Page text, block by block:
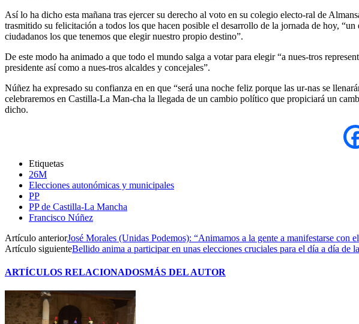
Así lo ha dicho esta mañana tras ejercer su derecho al voto en su colegio electo-ral de
trasmitido su felicitación a todos los que hacen posible el desarrollo de la jornada de hoy,
ciudadanos los que tenemos que elegir nuestro propio destino”.
De este modo ha animado a que todo el mundo salga a votar para elegir “a nues-tros
presidente así como a nues-tros alcaldes y concejales”.
Núñez ha expresado su confianza en en que “será una noche feliz porque las ur-nas se
celebraremos en Castilla-La Man-cha la llegada de un cambio político que propiciará un
dicho.
Etiquetas
26M
Elecciones autonómicas y municipales
PP
PP de Castilla-La Mancha
Francisco Núñez
Artículo anteriorJosé Morales (Unidas Podemos): “Animamos a la gente a manifestarse con
Artículo siguienteBellido anima a participar en unas elecciones cruciales para el día a día de
ARTÍCULOS RELACIONADOSMÁS DEL AUTOR